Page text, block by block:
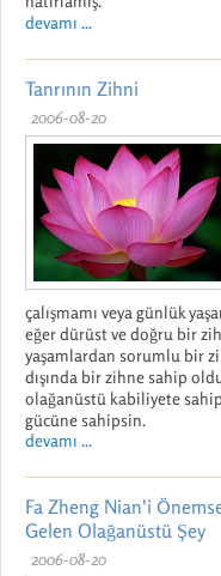
devamı ...
Tanrının Zihni
2006-08-20
çalışmamı veya günlük
eğer dürüst ve doğru bir
yaşamlardan sorumlu bir
dışında bir zihne sahip
olağanüstü kabiliyete
gücüne sahipsin.
devamı ...
Fa Zheng Nian'i
Gelen Olağanüstü Şey
2006-08-20